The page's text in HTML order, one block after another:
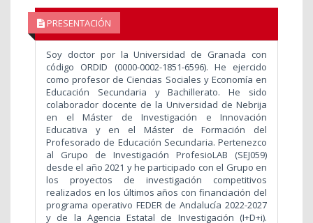
PRESENTACIÓN
Soy doctor por la Universidad de Granada con
código ORDID (0000-0002-1851-6596). He ejercido
como profesor de Ciencias Sociales y Economía en
Educación Secundaria y Bachillerato. He sido
colaborador docente de la Universidad de Nebrija
en el Máster de Investigación e Innovación
Educativa y en el Máster de Formación del
Profesorado de Educación Secundaria. Pertenezco
al Grupo de Investigación ProfesioLAB (SEJ059)
desde el año 2021 y he participado con el Grupo en
los proyectos de investigación competitivos
realizados en los últimos años con financiación del
programa operativo FEDER de Andalucía 2022-2027
y de la Agencia Estatal de Investigación (I+D+i).